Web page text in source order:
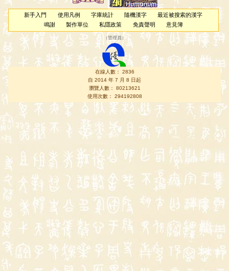
新手入門 使用凡例 字庫統計 隨機漢字
最近被搜索的漢字
鳴謝
製作單位 私隱政策 免責聲明 意見簿
（管理員 ）
在線人數： 2836
自 2014 年 7 月 8 日起
瀏覽人數： 80213621
使用次數： 294192808